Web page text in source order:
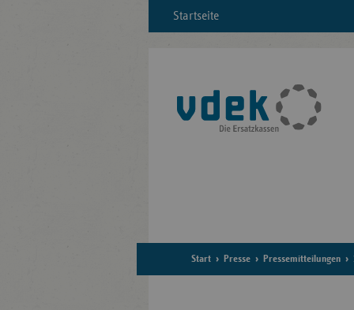
Startseite
Start Presse Pressemitteilungen